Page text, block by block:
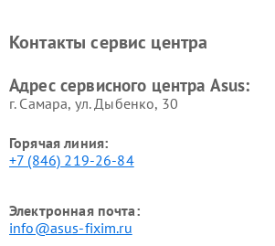
Контакты сервис центра
Адрес сервисного центра Asus:
г. Самара, ул. Дыбенко, 30
Горячая линия:
+7 (846) 219-26-84
Электронная почта:
info@asus-fixim.ru